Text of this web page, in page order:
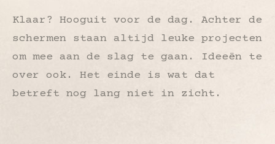
Klaar? Hooguit voor de dag. Achter de
schermen staan altijd leuke projecten
om mee aan de slag te gaan. Ideeën te
over ook. Het einde is wat dat
betreft nog lang niet in zicht.